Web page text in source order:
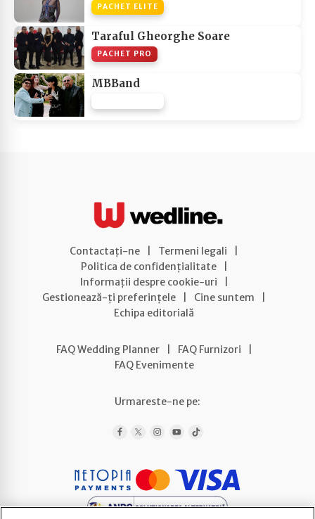
PACHET ELITE
Taraful Gheorghe Soare
PACHET PRO
MBBand
Contactați-ne Termeni legali
Politica de confidențialitate
Informații despre cookie-uri
Gestionează-ți preferințele
Cine suntem
Echipa editorială
FAQ Wedding Planner FAQ Furnizori
FAQ Evenimente
Urmareste-ne pe: